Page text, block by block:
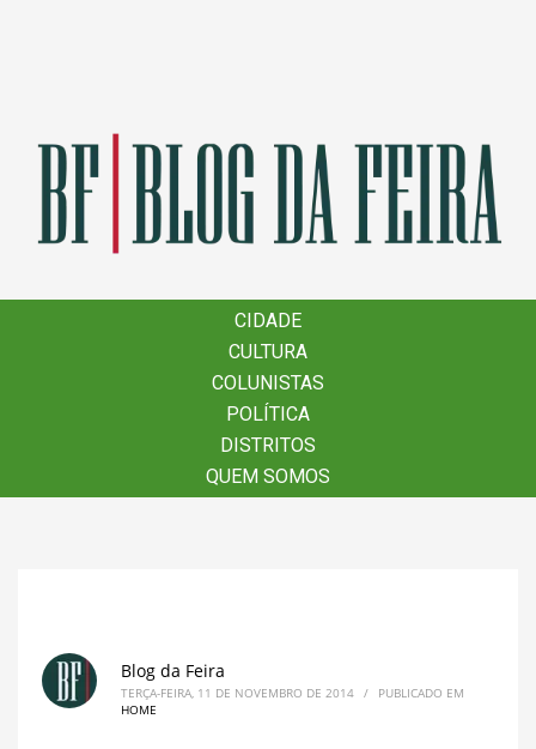
CIDADE
CULTURA
COLUNISTAS
POLÍTICA
DISTRITOS
QUEM SOMOS
CIDADE
CULTURA
COLUNISTAS
POLÍTICA
DISTRITOS
QUEM SOMOS
Blog da Feira
TERÇA-FEIRA, 11 DE NOVEMBRO DE 2014 /
PUBLICADO EM
HOME